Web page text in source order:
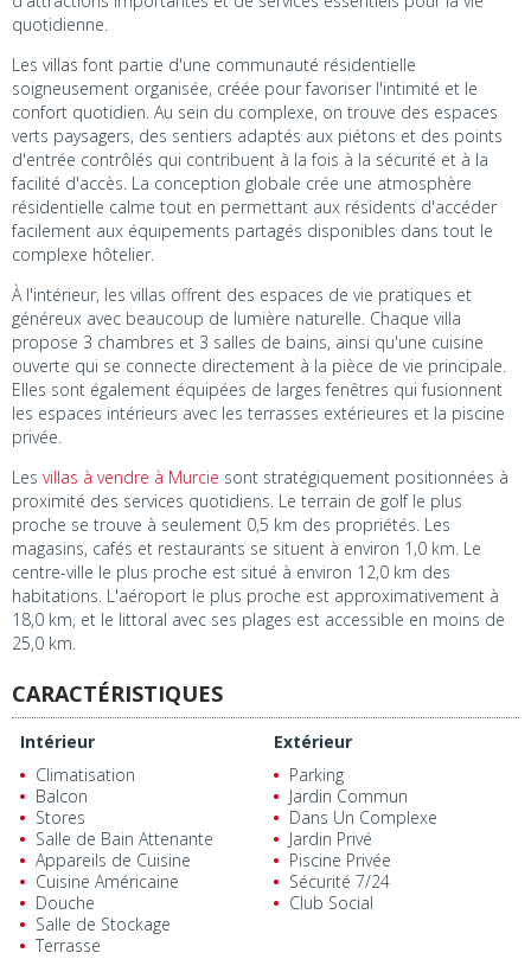
quotidienne.
Les villas font partie d'une communauté résidentielle
soigneusement organisée, créée pour favoriser l'intimité et le
confort quotidien. Au sein du complexe, on trouve des espaces
verts paysagers, des sentiers adaptés aux piétons et des points
d'entrée contrôlés qui contribuent à la fois à la sécurité et à la
facilité d'accès. La conception globale crée une atmosphère
résidentielle calme tout en permettant aux résidents d'accéder
facilement aux équipements partagés disponibles dans tout le
complexe hôtelier.
À l'intérieur, les villas offrent des espaces de vie pratiques et
généreux avec beaucoup de lumière naturelle. Chaque villa
propose 3 chambres et 3 salles de bains, ainsi qu'une cuisine
ouverte qui se connecte directement à la pièce de vie principale.
Elles sont également équipées de larges fenêtres qui fusionnent
les espaces intérieurs avec les terrasses extérieures et la piscine
privée.
Les villas à vendre à Murcie sont stratégiquement positionnées à
proximité des services quotidiens. Le terrain de golf le plus
proche se trouve à seulement 0,5 km des propriétés. Les
magasins, cafés et restaurants se situent à environ 1,0 km. Le
centre-ville le plus proche est situé à environ 12,0 km des
habitations. L'aéroport le plus proche est approximativement à
18,0 km, et le littoral avec ses plages est accessible en moins de
25,0 km.
CARACTÉRISTIQUES
Intérieur
Climatisation
Balcon
Stores
Salle de Bain Attenante
Appareils de Cuisine
Cuisine Américaine
Douche
Salle de Stockage
Terrasse
Extérieur
Parking
Jardin Commun
Dans Un Complexe
Jardin Privé
Piscine Privée
Sécurité 7/24
Club Social